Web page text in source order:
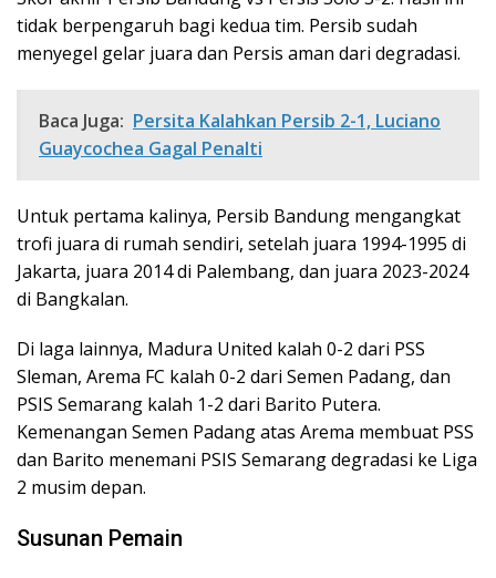
tidak berpengaruh bagi kedua tim. Persib sudah
menyegel gelar juara dan Persis aman dari degradasi.
Baca Juga: Persita Kalahkan Persib 2-1, Luciano
Guaycochea Gagal Penalti
Untuk pertama kalinya, Persib Bandung mengangkat
trofi juara di rumah sendiri, setelah juara 1994-1995 di
Jakarta, juara 2014 di Palembang, dan juara 2023-2024
di Bangkalan.
Di laga lainnya, Madura United kalah 0-2 dari PSS
Sleman, Arema FC kalah 0-2 dari Semen Padang, dan
PSIS Semarang kalah 1-2 dari Barito Putera.
Kemenangan Semen Padang atas Arema membuat PSS
dan Barito menemani PSIS Semarang degradasi ke Liga
2 musim depan.
Susunan Pemain